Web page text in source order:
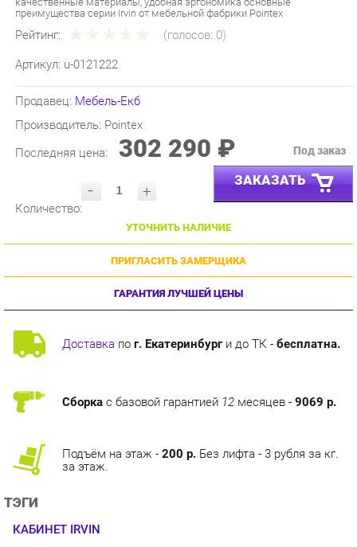
Рейтинг: (голосов:0)
Артикул: u-0121222
Производитель:Pointex
Последняя цена: 302 290 ₽
- ЗАКАЗАТЬ
УТОЧНИТЬ НАЛИЧИЕ
ПРИГЛАСИТЬ ЗАМЕРЩИКА
ГАРАНТИЯ ЛУЧШЕЙ ЦЕНЫ
Доставкапог. Екатеринбурги до ТК -бесплатна.
ТЭГИ